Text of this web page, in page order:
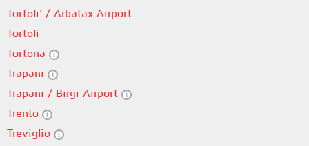
Tortoli' / Arbatax Airport
Tortolì
Tortona
Trapani
Trapani / Birgi Airport
Trento
Treviglio